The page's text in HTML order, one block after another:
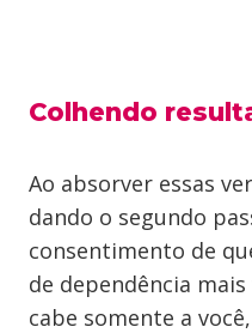
Colhendo
Ao absorver essas
dando o segundo
consentimento de
de dependência
cabe somente a